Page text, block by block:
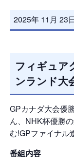
2025年 11月 23
フィギュア
ンランド大
GPカナダ大会優
ん、NHK杯優勝
む!GPファイナ
番組内容